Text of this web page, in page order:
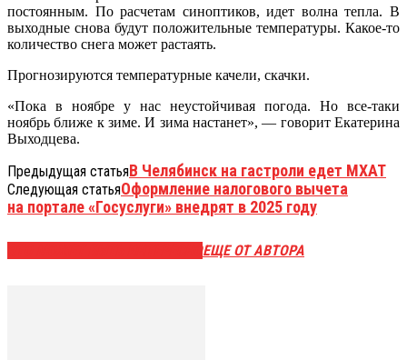
постоянным. По расчетам синоптиков, идет волна тепла. В
выходные снова будут положительные температуры. Какое-то
количество снега может растаять.
Прогнозируются температурные качели, скачки.
«Пока в ноябре у нас неустойчивая погода. Но все-таки
ноябрь ближе к зиме. И зима настанет», — говорит Екатерина
Выходцева.
Предыдущая статьяВ Челябинск на гастроли едет МХАТ
Следующая статьяОформление налогового вычета
на портале «Госуслуги» внедрят в 2025 году
ЕЩЕ ОТ АВТОРА